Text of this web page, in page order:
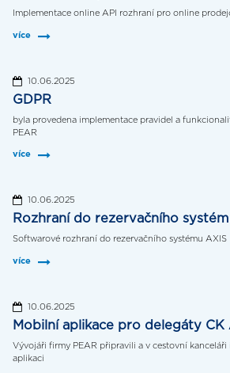
Implementace online API rozhraní pro online
více
10.06.2025
GDPR
byla provedena implementace pravidel a
PEAR
více
10.06.2025
Rozhraní do rezervačního
Softwarové rozhraní do rezervačního systému AXIS
více
10.06.2025
Mobilní aplikace pro delegáty CK
Vývojáři firmy PEAR připravili a v cestovní
aplikaci